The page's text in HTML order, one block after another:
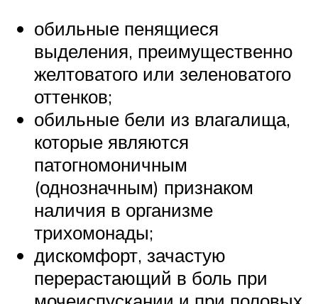
обильные пенящиеся
выделения, преимущественно
желтоватого или зеленоватого
оттенков;
обильные бели из влагалища,
которые являются
патогномоничным
(однозначным) признаком
наличия в организме
трихомонады;
дискомфорт, зачастую
перерастающий в боль при